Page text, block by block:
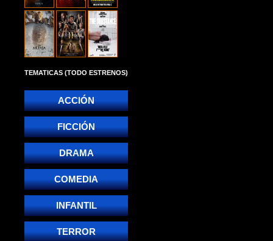
TEMATICAS (TODO ESTRENOS)
ACCIÓN
FICCIÓN
DRAMA
COMEDIA
INFANTIL
TERROR